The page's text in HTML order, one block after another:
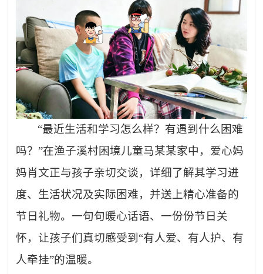
“最近生活和学习怎么样？有遇到什么困难
吗？”在渔子溪村困境儿童马某某家中，爱心妈
妈肖文正与孩子亲切交谈，详细了解其学习进
度、生活状况及实际困难，并送上精心准备的
节日礼物。一句句暖心话语、一份份节日关
怀，让孩子们真切感受到“有人爱、有人护、有
人牵挂”的温暖。